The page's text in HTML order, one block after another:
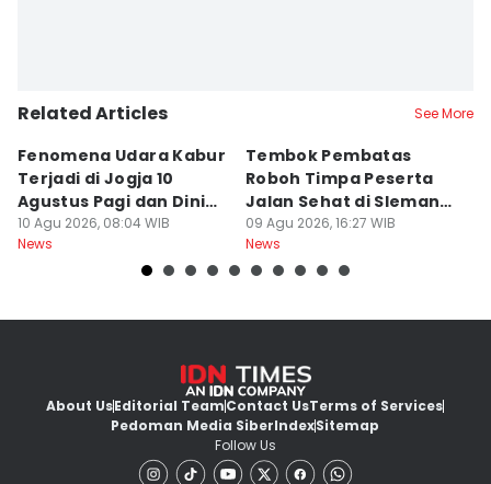
Related Articles See More
Fenomena Udara Kabur
Terjadi di Jogja 10
Agustus Pagi dan Dini
Hari
10 Agu 2026, 08:04 WIB
News
Tembok Pembatas
Roboh Timpa Peserta
Jalan Sehat di Sleman,
10 Orang Luka
09 Agu 2026, 16:27 WIB
News
About UsEditorial TeamContact UsTerms of Services
Pedoman Media SiberIndexSitemap
Follow Us